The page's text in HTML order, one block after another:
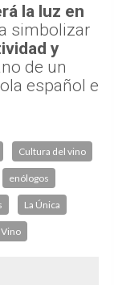
la luz en
simbolizar
y
de un
español e
Cultura del vino
enólogos
La Única
Vino